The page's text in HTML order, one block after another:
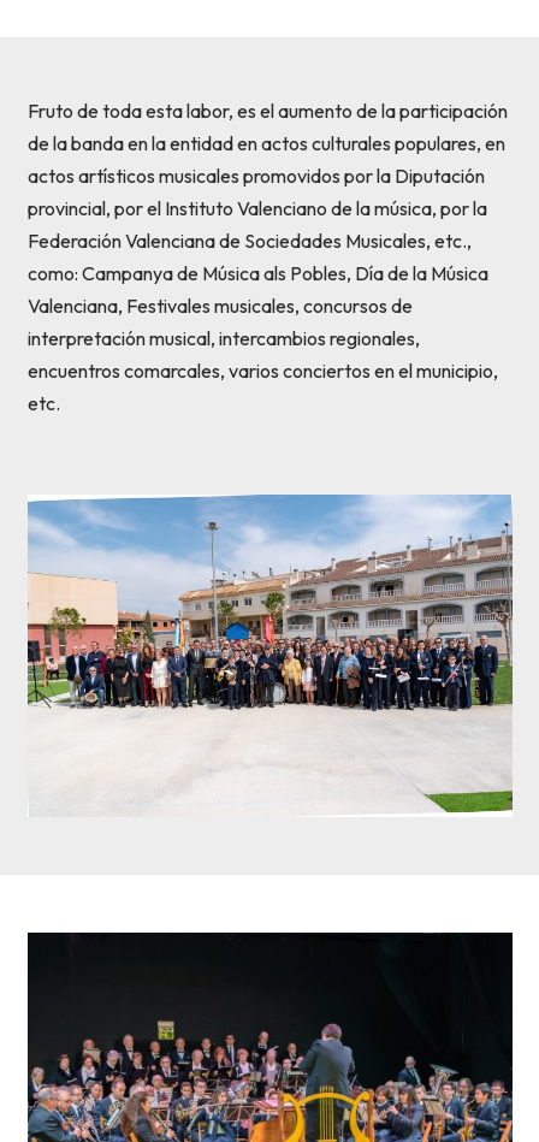
Fruto de toda esta labor, es el aumento de la participación
de la banda en la entidad en actos culturales populares, en
actos artísticos musicales promovidos por la Diputación
provincial, por el Instituto Valenciano de la música, por la
Federación Valenciana de Sociedades Musicales, etc.,
como: Campanya de Música als Pobles, Día de la Música
Valenciana, Festivales musicales, concursos de
interpretación musical, intercambios regionales,
encuentros comarcales, varios conciertos en el municipio,
etc.